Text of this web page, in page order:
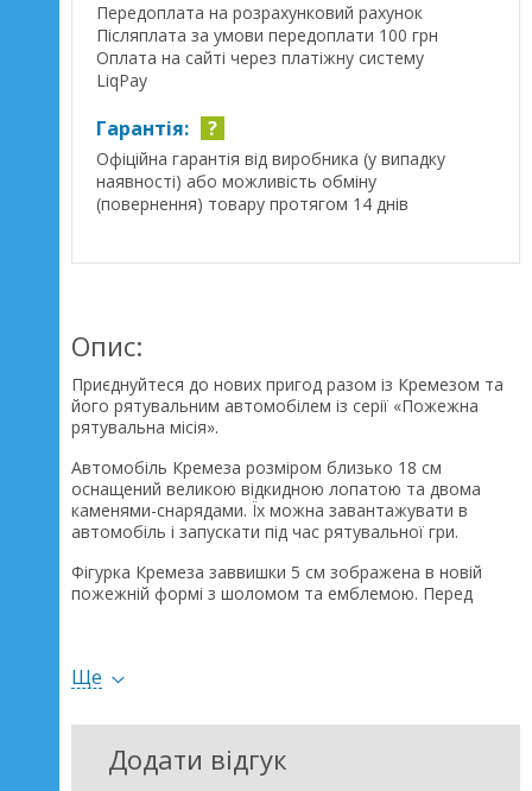
Передоплата на розрахунковий рахунок
Післяплата за умови передоплати 100 грн
Оплата на сайті через платіжну систему
LiqPay
Гарантія: ?
Офіційна гарантія від виробника (у випадку
наявності) або можливість обміну
(повернення) товару протягом 14 днів
Опис:
Приєднуйтеся до нових пригод разом із Кремезом та
його рятувальним автомобілем із серії «Пожежна
рятувальна місія».
Автомобіль Кремеза розміром близько 18 см
оснащений великою відкидною лопатою та двома
каменями-снарядами. Їх можна завантажувати в
автомобіль і запускати під час рятувальної гри.
Фігурка Кремеза заввишки 5 см зображена в новій
пожежній формі з шоломом та емблемою. Перед
Ще
Додати відгук